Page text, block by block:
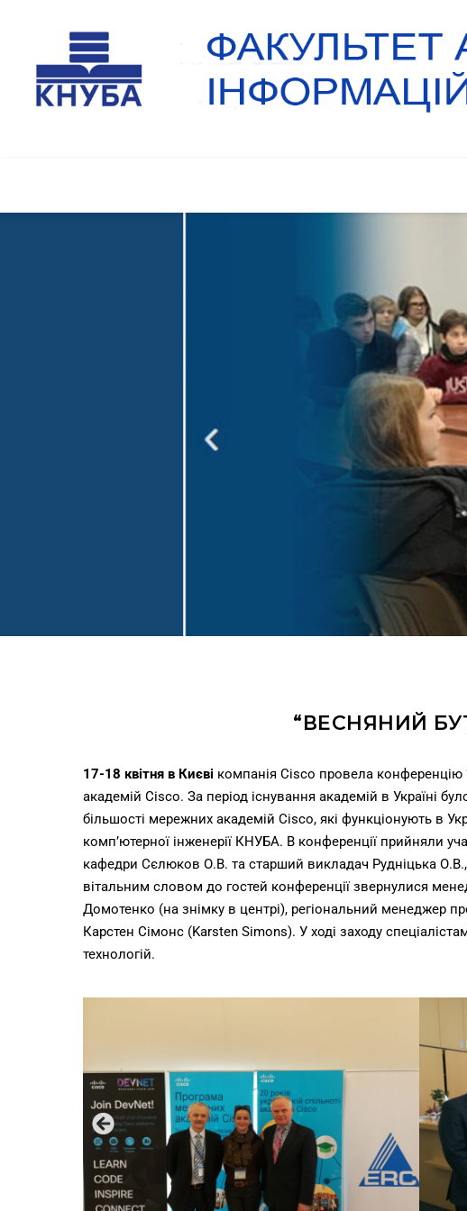
“ВЕСНЯНИЙ
17-18 квітня в Києві компанія Cisco провела конференцію
академій Cisco. За період існування академій в Україні
більшості мережних академій Cisco, які функціонують в
комп’ютерної інженерії КНУБА. В конференції прийняли
кафедри Сєлюков О.В. та старший викладач Рудніцька
вітальним словом до гостей конференції звернулися
Домотенко (на знімку в центрі), регіональний менеджер
Карстен Сімонс (Karsten Simons). У ході заходу
технологій.